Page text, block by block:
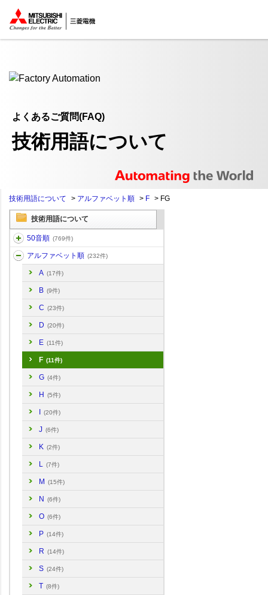
ここから本文
よくあるご質問(FAQ)
技術用語について
技術用語について > アルファベット順 > F > FG
技術用語について
50音順 (769件)
アルファベット順 (232件)
A (17件)
B (9件)
C (23件)
D (20件)
E (11件)
F (11件)
G (4件)
H (5件)
(20件)
J (6件)
K (2件)
L (7件)
M (15件)
N (6件)
O (6件)
P (14件)
R (14件)
S (24件)
T (8件)